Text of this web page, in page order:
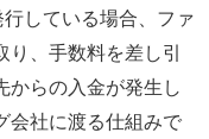
している場合、ファ
り、手数料を差し引
からの入金が発生し
会社に渡る仕組みで